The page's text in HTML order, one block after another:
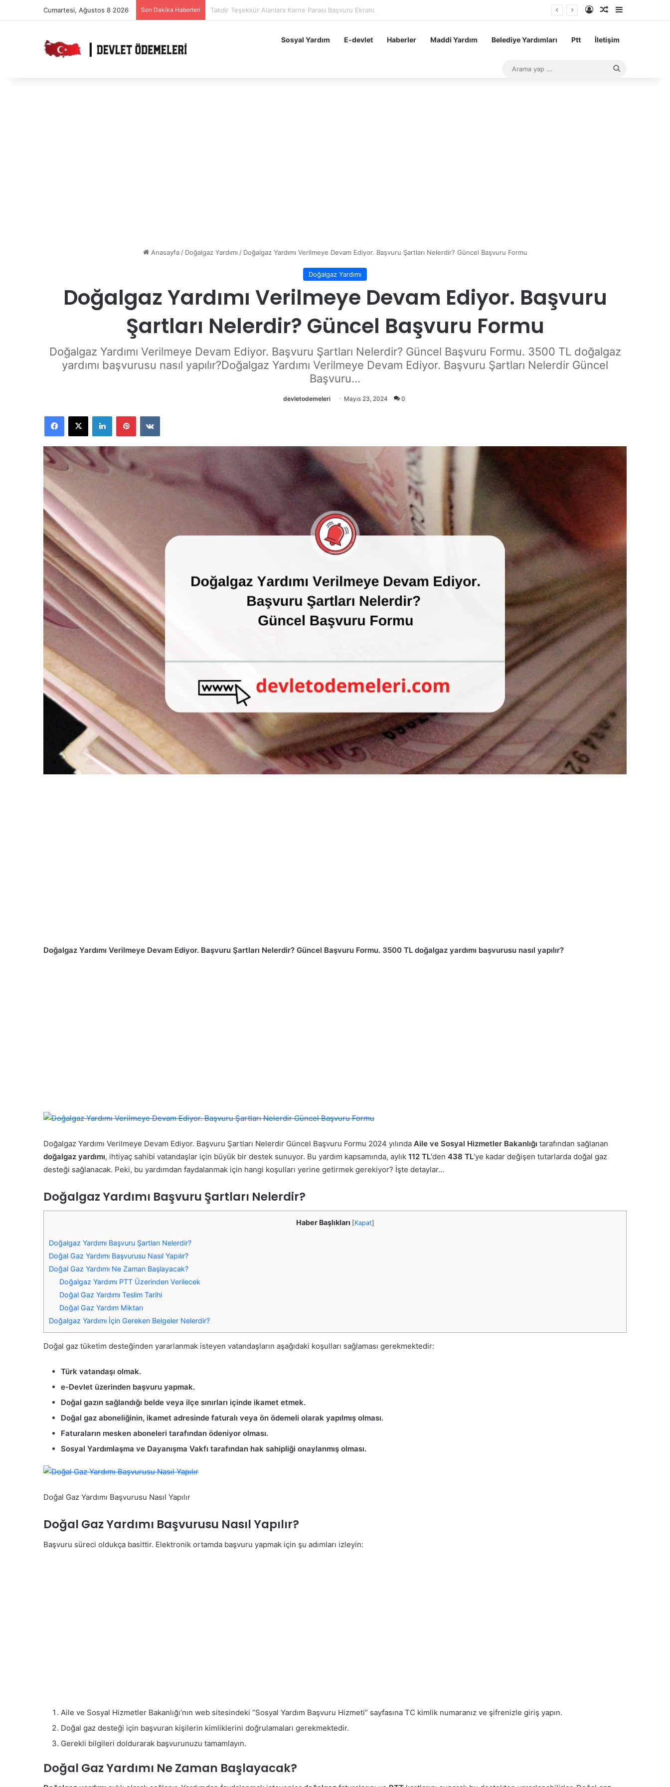
Cumartesi, Ağustos 8 2026 Son Dakika Haberleri Takdir Teşekkür Alan Öğrenciler Hemen Başvursun 10 BİN 200 TL Karne Parası Başarı Teşvik Ödemesi Kayıt OlRastgele Makale
Sosyal Yardım E-devlet Haberler Maddi Yardım Belediye Yardımları Ptt İletişim
Anasayfa / Doğalgaz Yardımı / Doğalgaz Yardımı Verilmeye Devam Ediyor. Başvuru Şartları Nelerdir? Güncel Başvuru Formu
Doğalgaz Yardımı
Doğalgaz Yardımı Verilmeye Devam Ediyor. Başvuru
Şartları Nelerdir? Güncel Başvuru Formu
Doğalgaz Yardımı Verilmeye Devam Ediyor. Başvuru Şartları Nelerdir? Güncel Başvuru Formu. 3500 TL doğalgaz
yardımı başvurusu nasıl yapılır?Doğalgaz Yardımı Verilmeye Devam Ediyor. Başvuru Şartları Nelerdir Güncel
Başvuru...
devletodemeleri Mayıs 23, 2024 0
Doğalgaz Yardımı Verilmeye Devam Ediyor. Başvuru Şartları Nelerdir? Güncel Başvuru Formu. 3500 TL doğalgaz yardımı başvurusu nasıl yapılır?
Doğalgaz Yardımı Verilmeye Devam Ediyor. Başvuru Şartları Nelerdir Güncel Başvuru Formu 2024 yılında Aile ve Sosyal Hizmetler Bakanlığı tarafından sağlanan
doğalgaz yardımı, ihtiyaç sahibi vatandaşlar için büyük bir destek sunuyor. Bu yardım kapsamında, aylık 112 TL‘den 438 TL‘ye kadar değişen tutarlarda doğal gaz
desteği sağlanacak. Peki, bu yardımdan faydalanmak için hangi koşulları yerine getirmek gerekiyor? İşte detaylar…
Doğalgaz Yardımı Başvuru Şartları Nelerdir?
Haber Başlıkları [Kapat]
Doğalgaz Yardımı Başvuru Şartları Nelerdir?
Doğal Gaz Yardımı Başvurusu Nasıl Yapılır?
Doğal Gaz Yardımı Ne Zaman Başlayacak?
Doğalgaz Yardımı PTT Üzerinden Verilecek
Doğal Gaz Yardımı Teslim Tarihi
Doğal Gaz Yardım Miktarı
Doğalgaz Yardımı İçin Gereken Belgeler Nelerdir?
Doğal gaz tüketim desteğinden yararlanmak isteyen vatandaşların aşağıdaki koşulları sağlaması gerekmektedir:
Türk vatandaşı olmak.
e-Devlet üzerinden başvuru yapmak.
Doğal gazın sağlandığı belde veya ilçe sınırları içinde ikamet etmek.
Doğal gaz aboneliğinin, ikamet adresinde faturalı veya ön ödemeli olarak yapılmış olması.
Faturaların mesken aboneleri tarafından ödeniyor olması.
Sosyal Yardımlaşma ve Dayanışma Vakfı tarafından hak sahipliği onaylanmış olması.
Doğal Gaz Yardımı Başvurusu Nasıl Yapılır
Doğal Gaz Yardımı Başvurusu Nasıl Yapılır?
Başvuru süreci oldukça basittir. Elektronik ortamda başvuru yapmak için şu adımları izleyin:
Aile ve Sosyal Hizmetler Bakanlığı’nın web sitesindeki “Sosyal Yardım Başvuru Hizmeti” sayfasına TC kimlik numaranız ve şifrenizle giriş yapın.
Doğal gaz desteği için başvuran kişilerin kimliklerini doğrulamaları gerekmektedir.
Gerekli bilgileri doldurarak başvurunuzu tamamlayın.
Doğal Gaz Yardımı Ne Zaman Başlayacak?